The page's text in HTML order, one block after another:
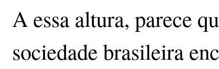
A essa altura, parece
sociedade brasileira